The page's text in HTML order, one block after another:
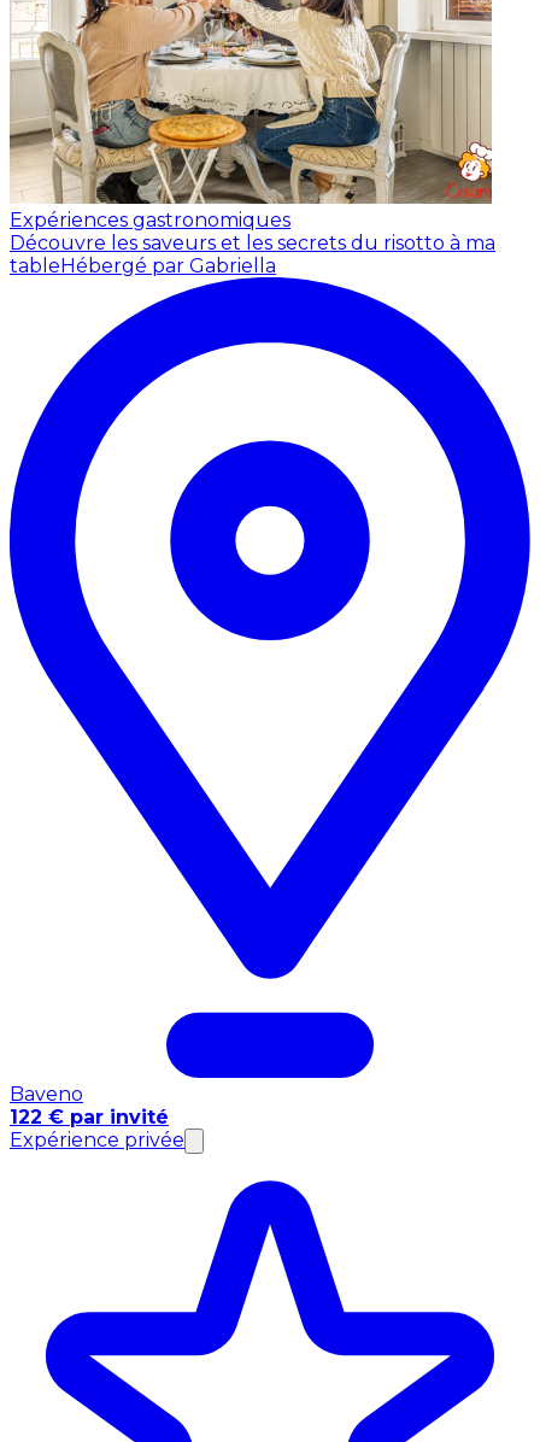
Expériences gastronomiques
Découvre les saveurs et les secrets du risotto à ma
tableHébergé par Gabriella
Baveno
122 € par invité
Expérience privée